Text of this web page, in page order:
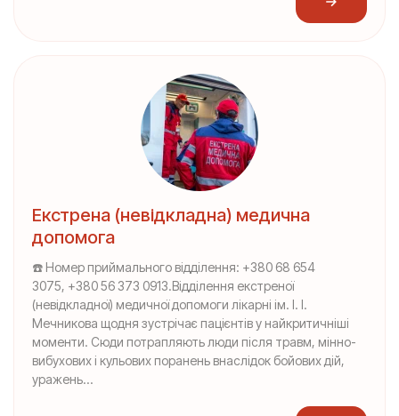
Екстрена (невідкладна) медична
допомога
☎️ Номер приймального відділення: +380 68 654
3075, +380 56 373 0913.Відділення екстреної
(невідкладної) медичної допомоги лікарні ім. І. І.
Мечникова щодня зустрічає пацієнтів у найкритичніші
моменти. Сюди потрапляють люди після травм, мінно-
вибухових і кульових поранень внаслідок бойових дій,
уражень...